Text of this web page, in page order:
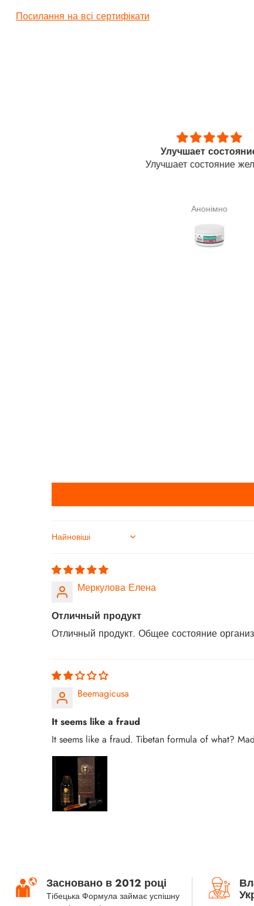
Посилання на всі сертифікати
Я знала про
властивості
тому його і
що допоможе мені в
щитовидної
разі про результат
Галина Сподарик
Sort by
Меркулова Елена
Отличный продукт
Отличный продукт. Общее состояние
Beemagicusa
It seems like a fraud
It seems like a fraud. Tibetan formula of what?
Засновано в 2012 році
Тібецька Формула займає успішну